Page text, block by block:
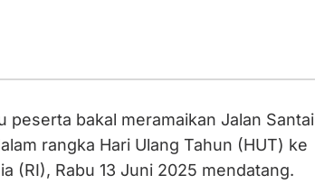
peserta bakal meramaikan Jalan Santai
rangka Hari Ulang Tahun (HUT) ke
(RI), Rabu 13 Juni 2025 mendatang.